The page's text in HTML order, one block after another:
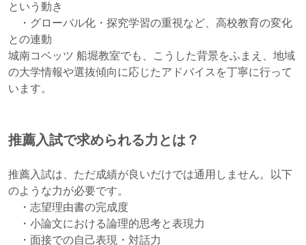
という動き
・グローバル化・探究学習の重視など、高校教育の変化
との連動
城南コベッツ 船堀教室でも、こうした背景をふまえ、地域
の大学情報や選抜傾向に応じたアドバイスを丁寧に行って
います。
推薦入試で求められる力とは？
推薦入試は、ただ成績が良いだけでは通用しません。以下
のような力が必要です。
・志望理由書の完成度
・小論文における論理的思考と表現力
・面接での自己表現・対話力